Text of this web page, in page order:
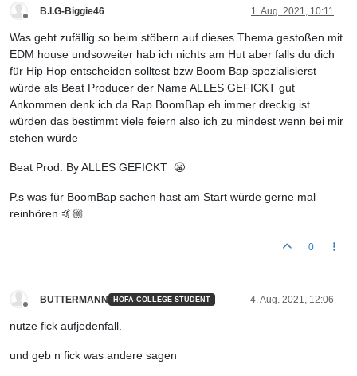
B.I.G-Biggie46 1. Aug. 2021, 10:11
Was geht zufällig so beim stöbern auf dieses Thema gestoßen mit
EDM house undsoweiter hab ich nichts am Hut aber falls du dich
für Hip Hop entscheiden solltest bzw Boom Bap spezialisierst
würde als Beat Producer der Name ALLES GEFICKT gut
Ankommen denk ich da Rap BoomBap eh immer dreckig ist
würden das bestimmt viele feiern also ich zu mindest wenn bei mir
stehen würde
Beat Prod. By ALLES GEFICKT 😬
P.s was für BoomBap sachen hast am Start würde gerne mal
reinhören 🤙🏼
0
BUTTERMANN HOFA-COLLEGE STUDENT 4. Aug. 2021, 12:06
nutze fick aufjedenfall.
und geb n fick was andere sagen